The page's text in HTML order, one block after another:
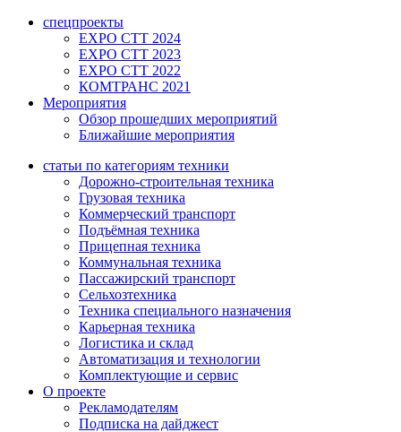
спецпроекты
EXPO CTT 2024
EXPO CTT 2023
EXPO CTT 2022
КОМТРАНС 2021
Мероприятия
Обзор прошедших мероприятий
Ближайшие мероприятия
статьи по категориям техники
Дорожно-строительная техника
Грузовая техника
Коммерческий транспорт
Подъёмная техника
Прицепная техника
Коммунальная техника
Пассажирский транспорт
Сельхозтехника
Техника специального назначения
Карьерная техника
Логистика и склад
Автоматизация и технологии
Комплектующие и сервис
О проекте
Рекламодателям
Подписка на дайджест